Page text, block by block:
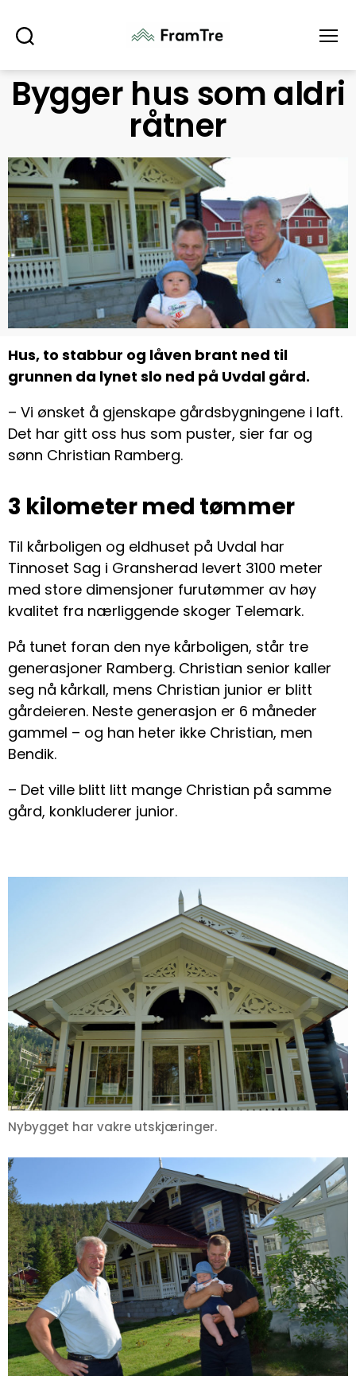
Bygger hus som aldri
råtner
Hus, to stabbur og låven brant ned til
grunnen da lynet slo ned på Uvdal gård.
– Vi ønsket å gjenskape gårdsbygningene i laft.
Det har gitt oss hus som puster, sier far og
sønn Christian Ramberg.
3 kilometer med tømmer
Til kårboligen og eldhuset på Uvdal har
Tinnoset Sag i Gransherad levert 3100 meter
med store dimensjoner furutømmer av høy
kvalitet fra nærliggende skoger Telemark.
På tunet foran den nye kårboligen, står tre
generasjoner Ramberg. Christian senior kaller
seg nå kårkall, mens Christian junior er blitt
gårdeieren. Neste generasjon er 6 måneder
gammel – og han heter ikke Christian, men
Bendik.
– Det ville blitt litt mange Christian på samme
gård, konkluderer junior.
Nybygget har vakre utskjæringer.